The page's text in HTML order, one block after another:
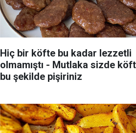
Hiç bir köfte bu kadar lezzetli
olmamıştı - Mutlaka sizde
bu şekilde pişiriniz